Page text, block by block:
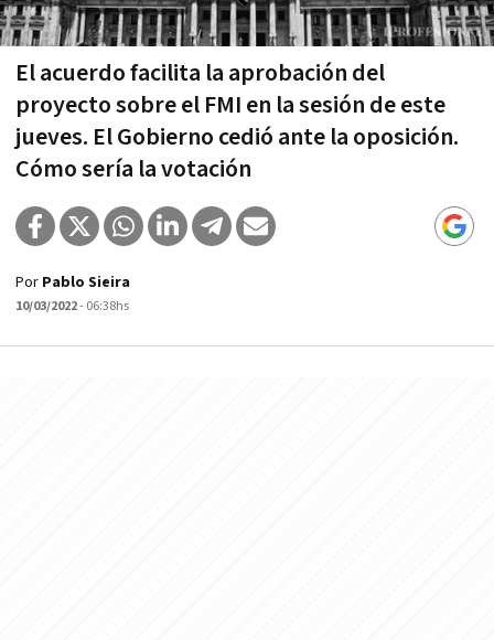
El acuerdo facilita la aprobación del
proyecto sobre el FMI en la sesión de este
jueves. El Gobierno cedió ante la oposición.
Cómo sería la votación
Por Pablo Sieira
10/03/2022- 06:38hs